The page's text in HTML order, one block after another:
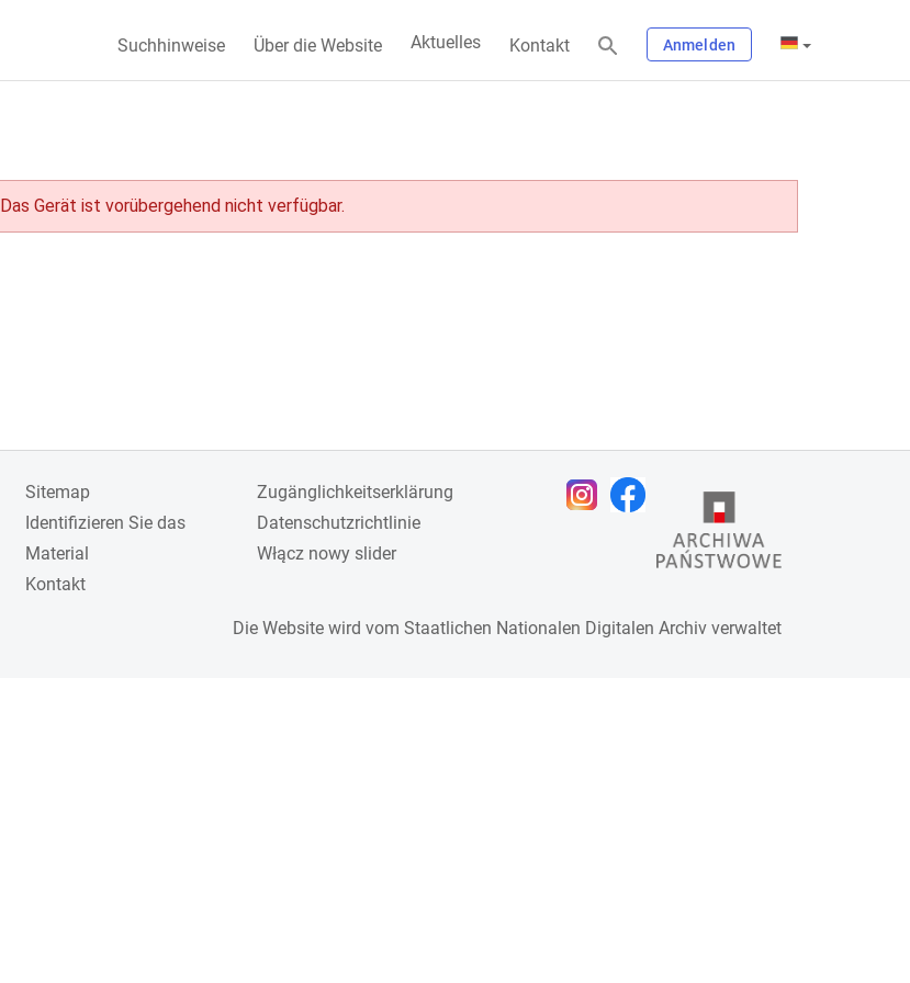
Suchhinweise Über die Website Aktuelles Kontakt Anmelden
Das Gerät ist vorübergehend nicht verfügbar.
Sitemap
Identifizieren Sie das
Material
Kontakt
Zugänglichkeitserklärung
Datenschutzrichtlinie
Włącz nowy slider
Die Website wird vom Staatlichen Nationalen Digitalen Archiv verwaltet